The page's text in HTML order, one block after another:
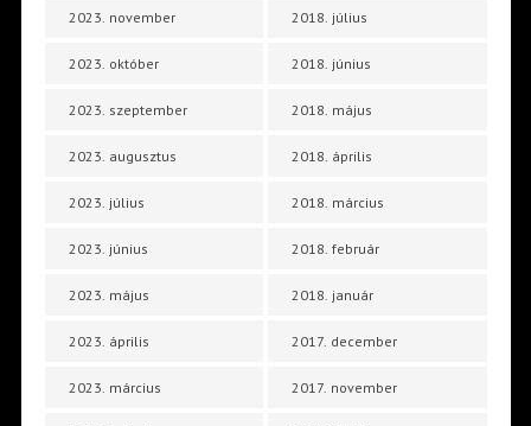
2023. november
2023. október
2023. szeptember
2023. augusztus
2023. július
2023. június
2023. május
2023. április
2023. március
2018. július
2018. június
2018. május
2018. április
2018. március
2018. február
2018. január
2017. december
2017. november